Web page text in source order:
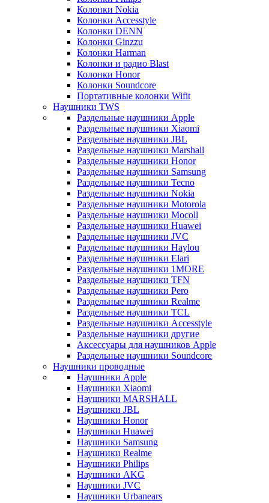
Колонки Nokia
Колонки Accesstyle
Колонки DENN
Колонки Ginzzu
Колонки Harman
Колонки и радио Blast
Колонки Honor
Колонки Soundcore
Портативные колонки Wifit
Наушники TWS
Раздельные наушники Apple
Раздельные наушники Xiaomi
Раздельные наушники JBL
Раздельные наушники Marshall
Раздельные наушники Honor
Раздельные наушники Samsung
Раздельные наушники Tecno
Раздельные наушники Nokia
Раздельные наушники Motorola
Раздельные наушники Mocoll
Раздельные наушники Huawei
Раздельные наушники JVC
Раздельные наушники Haylou
Раздельные наушники Elari
Раздельные наушники 1MORE
Раздельные наушники TFN
Раздельные наушники Pero
Раздельные наушники Realme
Раздельные наушники TCL
Раздельные наушники Accesstyle
Раздельные наушники другие
Аксессуары для наушников Apple
Раздельные наушники Soundcore
Наушники проводные
Наушники Apple
Наушники Xiaomi
Наушники MARSHALL
Наушники JBL
Наушники Honor
Наушники Huawei
Наушники Samsung
Наушники Realme
Наушники Philips
Наушники AKG
Наушники JVC
Наушники Urbanears